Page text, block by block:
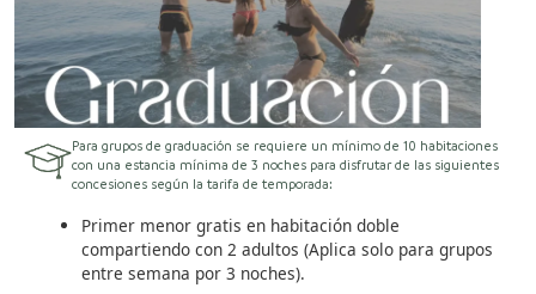
Para grupos de graduación se requiere un mínimo de 10 habitaciones
con una estancia mínima de 3 noches para disfrutar de las siguientes
concesiones según la tarifa de temporada:
Primer menor gratis en habitación doble
compartiendo con 2 adultos (Aplica solo para grupos
entre semana por 3 noches).